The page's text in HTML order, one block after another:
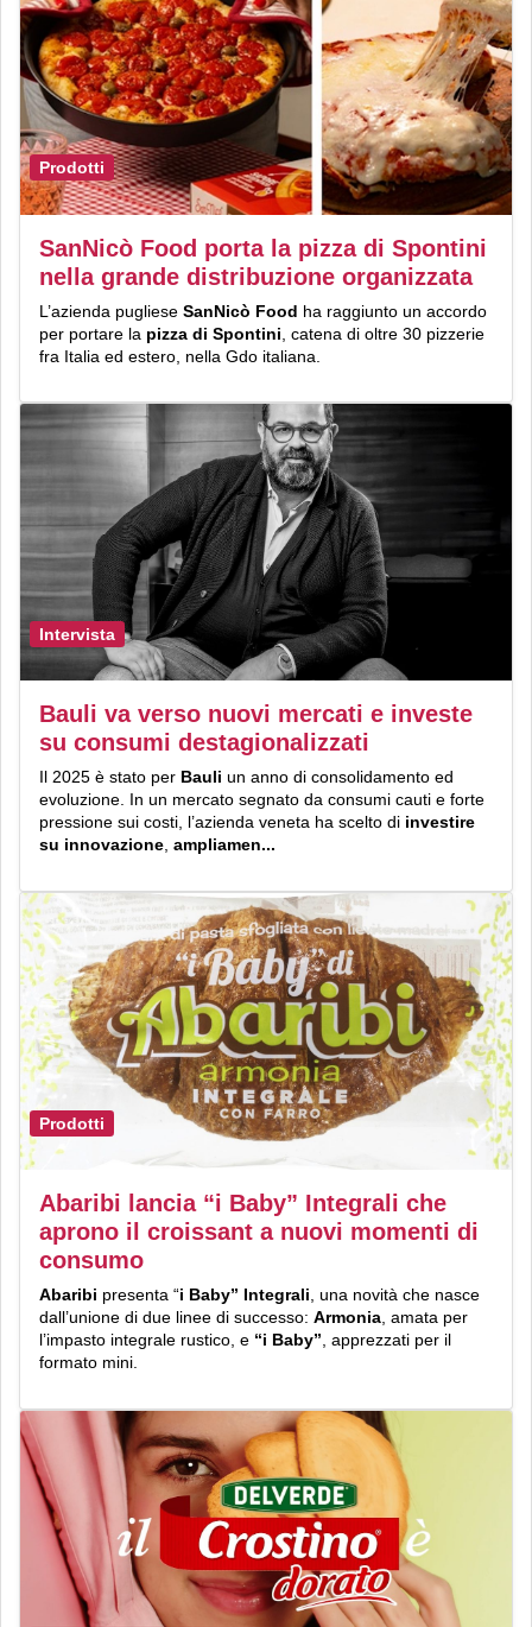
Prodotti
SanNicò Food porta la pizza di Spontini
nella grande distribuzione organizzata
L’azienda pugliese SanNicò Food ha raggiunto un accordo
per portare la pizza di Spontini , catena di oltre 30 pizzerie
fra Italia ed estero, nella Gdo italiana.
Intervista
Bauli va verso nuovi mercati e investe
su consumi destagionalizzati
Il 2025 è stato per Bauli un anno di consolidamento ed
evoluzione. In un mercato segnato da consumi cauti e forte
pressione sui costi, l’azienda veneta ha scelto di investire
su innovazione ampliamen...
Prodotti
Abaribi lancia “i Baby” Integrali che
aprono il croissant a nuovi momenti di
consumo
Abaribi presenta “i Baby” Integrali , una novità che nasce
dall’unione di due linee di successo: Armonia , amata per
l’impasto integrale rustico, e “i Baby” , apprezzati per il
formato mini.